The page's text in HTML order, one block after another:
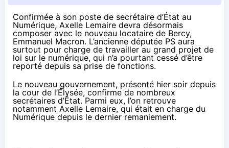
Confirmée à son poste de secrétaire d’État au
Numérique, Axelle Lemaire devra désormais
composer avec le nouveau locataire de Bercy,
Emmanuel Macron. L’ancienne députée PS aura
surtout pour charge de travailler au grand projet de
loi sur le numérique, qui n’a pourtant cessé d’être
reporté depuis sa prise de fonctions.
Le nouveau gouvernement, présenté hier soir depuis
la cour de l’Élysée, confirme de nombreux
secrétaires d’État. Parmi eux, l’on retrouve
notamment Axelle Lemaire, qui était en charge du
Numérique depuis le dernier remaniement.